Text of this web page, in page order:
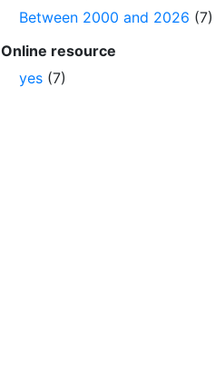
Between 2000 and 2026 (7)
Online resource
yes (7)